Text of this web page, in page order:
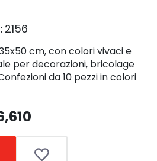
2156
cm, con colori vivaci e
per decorazioni, bricolage
da 10 pezzi in colori